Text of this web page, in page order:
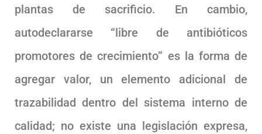
plantas de sacrificio. En cambio,
autodeclararse “libre de antibióticos
promotores de crecimiento” es la forma de
agregar valor, un elemento adicional de
trazabilidad dentro del sistema interno de
calidad; no existe una legislación expresa,